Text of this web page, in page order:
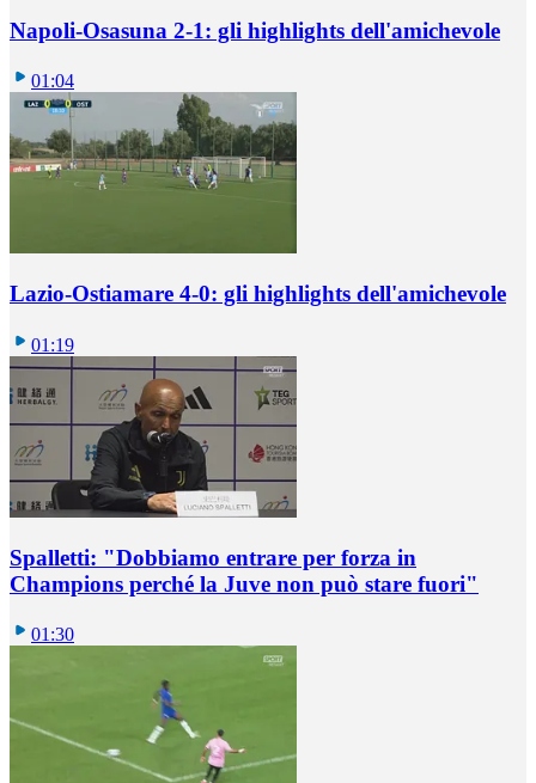
Napoli-Osasuna 2-1: gli highlights dell'amichevole
01:04
Lazio-Ostiamare 4-0: gli highlights dell'amichevole
01:19
Spalletti: "Dobbiamo entrare per forza in
Champions perché la Juve non può stare fuori"
01:30